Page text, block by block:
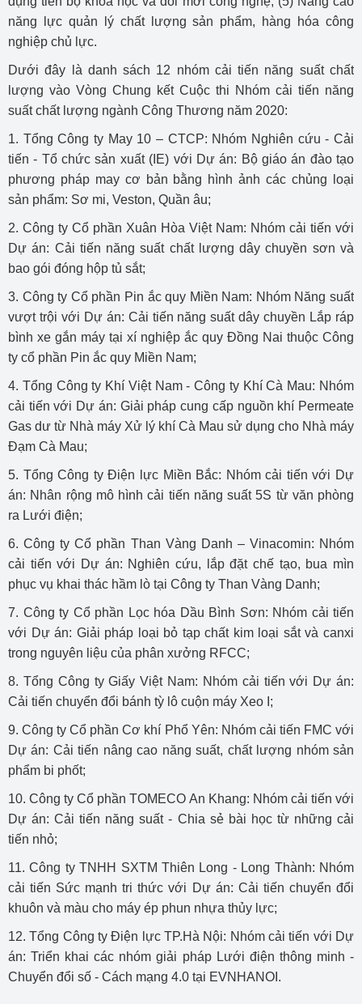
năng lực quản lý chất lượng sản phẩm, hàng hóa công
nghiệp chủ lực.
Dưới đây là danh sách 12 nhóm cải tiến năng suất chất
lượng vào Vòng Chung kết Cuộc thi Nhóm cải tiến năng
suất chất lượng ngành Công Thương năm 2020:
1. Tổng Công ty May 10 – CTCP: Nhóm Nghiên cứu - Cải
tiến - Tổ chức sản xuất (IE) với Dự án: Bộ giáo án đào tạo
phương pháp may cơ bản bằng hình ảnh các chủng loại
sản phẩm: Sơ mi, Veston, Quần âu;
2. Công ty Cổ phần Xuân Hòa Việt Nam: Nhóm cải tiến với
Dự án: Cải tiến năng suất chất lượng dây chuyền sơn và
bao gói đóng hộp tủ sắt;
3. Công ty Cổ phần Pin ắc quy Miền Nam: Nhóm Năng suất
vượt trội với Dự án: Cải tiến năng suất dây chuyền Lắp ráp
bình xe gắn máy tại xí nghiệp ắc quy Đồng Nai thuộc Công
ty cổ phần Pin ắc quy Miền Nam;
4. Tổng Công ty Khí Việt Nam - Công ty Khí Cà Mau: Nhóm
cải tiến với Dự án: Giải pháp cung cấp nguồn khí Permeate
Gas dư từ Nhà máy Xử lý khí Cà Mau sử dụng cho Nhà máy
Đạm Cà Mau;
5. Tổng Công ty Điện lực Miền Bắc: Nhóm cải tiến với Dự
án: Nhân rộng mô hình cải tiến năng suất 5S từ văn phòng
ra Lưới điện;
6. Công ty Cổ phần Than Vàng Danh – Vinacomin: Nhóm
cải tiến với Dự án: Nghiên cứu, lắp đặt chế tạo, bua mìn
phục vụ khai thác hầm lò tại Công ty Than Vàng Danh;
7. Công ty Cổ phần Lọc hóa Dầu Bình Sơn: Nhóm cải tiến
với Dự án: Giải pháp loại bỏ tạp chất kim loại sắt và canxi
trong nguyên liệu của phân xưởng RFCC;
8. Tổng Công ty Giấy Việt Nam: Nhóm cải tiến với Dự án:
Cải tiến chuyển đổi bánh tỳ lô cuộn máy Xeo I;
9. Công ty Cổ phần Cơ khí Phổ Yên: Nhóm cải tiến FMC với
Dự án: Cải tiến nâng cao năng suất, chất lượng nhóm sản
phẩm bi phốt;
10. Công ty Cổ phần TOMECO An Khang: Nhóm cải tiến với
Dự án: Cải tiến năng suất - Chia sẻ bài học từ những cải
tiến nhỏ;
11. Công ty TNHH SXTM Thiên Long - Long Thành: Nhóm
cải tiến Sức mạnh tri thức với Dự án: Cải tiến chuyển đổi
khuôn và màu cho máy ép phun nhựa thủy lực;
12. Tổng Công ty Điện lực TP.Hà Nội: Nhóm cải tiến với Dự
án: Triển khai các nhóm giải pháp Lưới điện thông minh -
Chuyển đổi số - Cách mạng 4.0 tại EVNHANOI.